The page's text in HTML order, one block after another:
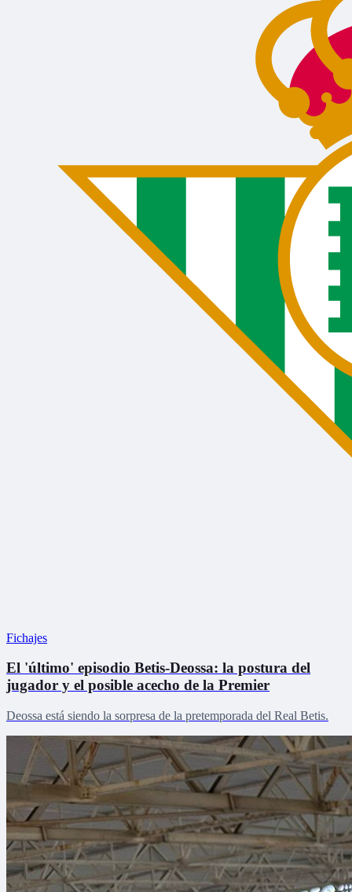
Fichajes
El 'último' episodio Betis-Deossa: la postura del
jugador y el posible acecho de la Premier
Deossa está siendo la sorpresa de la pretemporada del Real Betis.